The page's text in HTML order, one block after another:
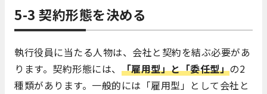
5-3 契約形態を決める
執行役員に当たる人物は、会社と契約を結ぶ必要があ
ります。契約形態には、 「雇用型」と「委任型」の2
種類があります。 一般的には「雇用型」として会社と